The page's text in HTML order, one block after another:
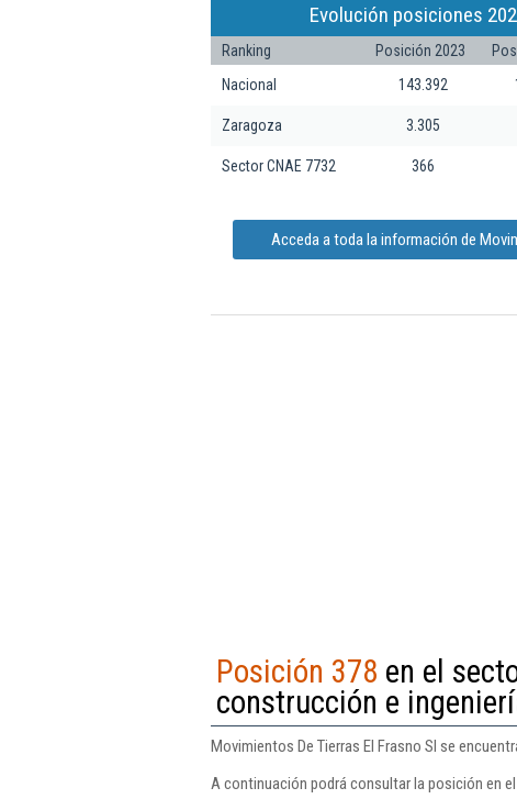
Evolución posiciones
Ranking Posición 2023
Nacional
143.392
Zaragoza 3.305
Sector CNAE 7732 366
Acceda a toda la información de
Posición 378 en el
construcción e
Movimientos De Tierras El Frasno Sl se
A continuación podrá consultar la posición en